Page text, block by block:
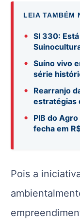
LEIA TAMBÉM
•
SI 330:
•
Suíno vivo
série
•
Rearranjo
estratégias
•
PIB do
fecha em
Pois a